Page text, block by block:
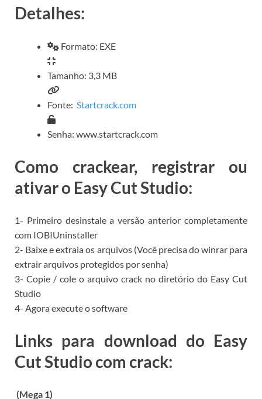
Detalhes:
Formato: EXE
Tamanho: 3,3 MB
Fonte: Startcrack.com
Senha: www.startcrack.com
Como crackear, registrar ou
ativar o Easy Cut Studio:
1- Primeiro desinstale a versão anterior completamente
com IOBIUninstaller
2- Baixe e extraia os arquivos (Você precisa do winrar para
extrair arquivos protegidos por senha)
3- Copie / cole o arquivo crack no diretório do Easy Cut
Studio
4- Agora execute o software
Links para download do Easy
Cut Studio com crack:
(Mega 1)